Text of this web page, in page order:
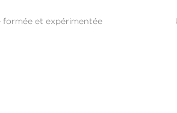
formée et expérimentée